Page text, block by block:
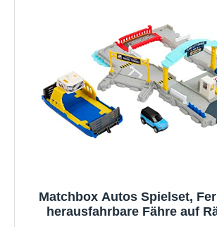
Matchbox Autos Spielset,
herausfahrbare Fähre auf